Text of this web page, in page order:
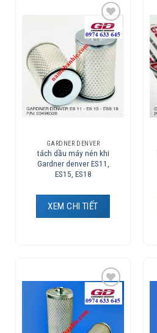
Add to
Wishlist
GARDNER DENVER
tách dầu máy nén khi
Gardner denver ES11,
ES15, ES18
XEM CHI TIẾT
Add to
Wishlist